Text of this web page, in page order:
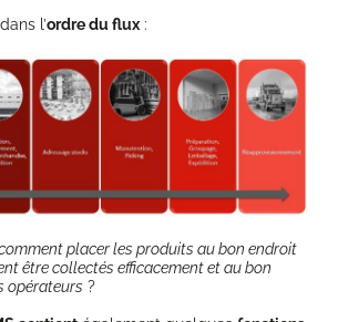
dans l’ordre du flux:
com­ment pla­cer les pro­duits au bon endroit
être col­lec­tés effi­ca­ce­ment et au bon
opé­ra­teurs ?